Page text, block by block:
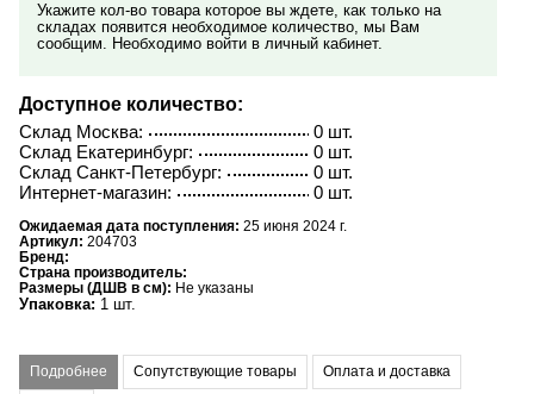
Укажите кол-во товара которое вы ждете, как только на
складах появится необходимое количество, мы Вам
сообщим. Необходимо войти в личный кабинет.
Доступное количество:
0 шт.
Склад Москва:
0 шт.
Склад Екатеринбург:
0 шт.
Склад Санкт-Петербург:
0 шт.
Интернет-магазин:
Ожидаемая дата поступления: 25 июня 2024 г.
Артикул: 204703
Бренд:
Страна производитель:
Размеры (ДШВ в см): Не указаны
Упаковка: 1 шт.
Подробнее Сопутствующие товары Оплата и доставка